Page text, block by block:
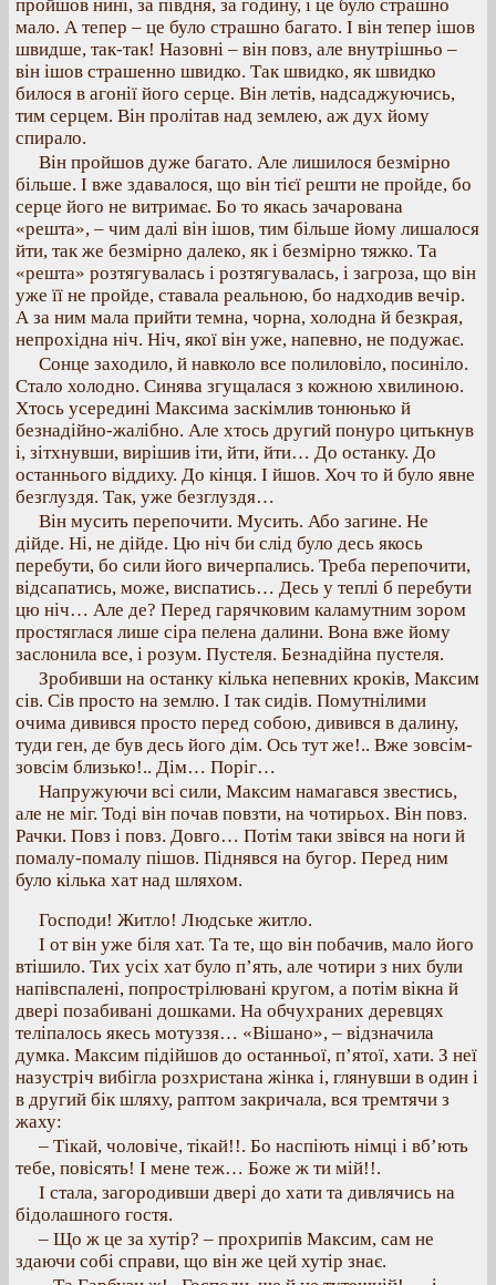
пройшов нині, за півдня, за годину, і це було страшно
мало. А тепер – це було страшно багато. І він тепер ішов
швидше, так-так! Назовні – він повз, але внутрішньо –
він ішов страшенно швидко. Так швидко, як швидко
билося в агонії його серце. Він летів, надсаджуючись,
тим серцем. Він пролітав над землею, аж дух йому
спирало.
Він пройшов дуже багато. Але лишилося безмірно
більше. І вже здавалося, що він тієї решти не пройде, бо
серце його не витримає. Бо то якась зачарована
«решта», – чим далі він ішов, тим більше йому лишалося
йти, так же безмірно далеко, як і безмірно тяжко. Та
«решта» розтягувалась і розтягувалась, і загроза, що він
уже її не пройде, ставала реальною, бо надходив вечір.
А за ним мала прийти темна, чорна, холодна й безкрая,
непрохідна ніч. Ніч, якої він уже, напевно, не подужає.
Сонце заходило, й навколо все полиловіло, посиніло.
Стало холодно. Синява згущалася з кожною хвилиною.
Хтось усередині Максима заскімлив тонюнько й
безнадійно-жалібно. Але хтось другий понуро цитькнув
і, зітхнувши, вирішив іти, йти, йти… До останку. До
останнього віддиху. До кінця. І йшов. Хоч то й було явне
безглуздя. Так, уже безглуздя…
Він мусить перепочити. Мусить. Або загине. Не
дійде. Ні, не дійде. Цю ніч би слід було десь якось
перебути, бо сили його вичерпались. Треба перепочити,
відсапатись, може, виспатись… Десь у теплі б перебути
цю ніч… Але де? Перед гарячковим каламутним зором
простяглася лише сіра пелена далини. Вона вже йому
заслонила все, і розум. Пустеля. Безнадійна пустеля.
Зробивши на останку кілька непевних кроків, Максим
сів. Сів просто на землю. І так сидів. Помутнілими
очима дивився просто перед собою, дивився в далину,
туди ген, де був десь його дім. Ось тут же!.. Вже зовсім-
зовсім близько!.. Дім… Поріг…
Напружуючи всі сили, Максим намагався звестись,
але не міг. Тоді він почав повзти, на чотирьох. Він повз.
Рачки. Повз і повз. Довго… Потім таки звівся на ноги й
помалу-помалу пішов. Піднявся на бугор. Перед ним
було кілька хат над шляхом.
Господи! Житло! Людське житло.
І от він уже біля хат. Та те, що він побачив, мало його
втішило. Тих усіх хат було п’ять, але чотири з них були
напівспалені, попрострілювані кругом, а потім вікна й
двері позабивані дошками. На обчухраних деревцях
теліпалось якесь мотуззя… «Вішано», – відзначила
думка. Максим підійшов до останньої, п’ятої, хати. З неї
назустріч вибігла розхристана жінка і, глянувши в один і
в другий бік шляху, раптом закричала, вся тремтячи з
жаху:
– Тікай, чоловіче, тікай!!. Бо наспіють німці і вб’ють
тебе, повісять! І мене теж… Боже ж ти мій!!.
І стала, загородивши двері до хати та дивлячись на
бідолашного гостя.
– Що ж це за хутір? – прохрипів Максим, сам не
здаючи собі справи, що він же цей хутір знає.